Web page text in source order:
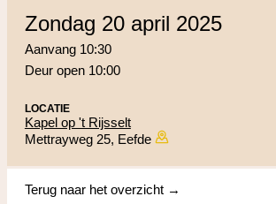
zondag 20 april 2025
Aanvang 10:30
Deur open 10:00
LOCATIE
Kapel op 't Rijsselt
Mettrayweg 25, Eefde
Terug naar het overzicht →